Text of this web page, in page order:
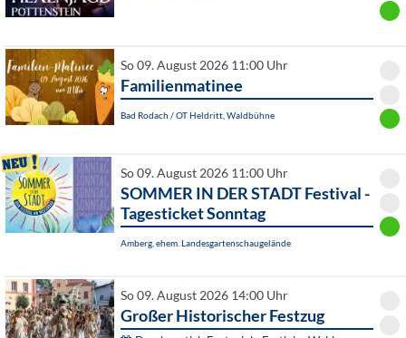
So 09. August 2026 11:00 Uhr
Familienmatinee
Bad Rodach / OT Heldritt, Waldbühne
So 09. August 2026 11:00 Uhr
SOMMER IN DER STADT Festival -
Tagesticket Sonntag
Amberg, ehem. Landesgartenschaugelände
So 09. August 2026 14:00 Uhr
Großer Historischer Festzug